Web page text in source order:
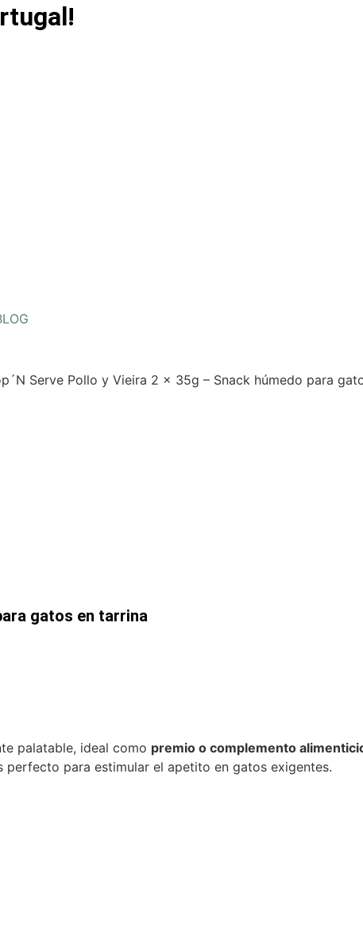
Serve Pollo y Vieira 2 x 35g – Snack húmedo para
gatos en tarrina
palatable, ideal como premio o complemento
para estimular el apetito en gatos exigentes.